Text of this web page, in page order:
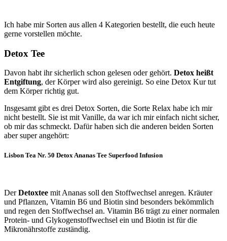
Ich habe mir Sorten aus allen 4 Kategorien bestellt, die euch heute
gerne vorstellen möchte.
Detox Tee
Davon habt ihr sicherlich schon gelesen oder gehört. Detox heißt
Entgiftung, der Körper wird also gereinigt. So eine Detox Kur tut
dem Körper richtig gut.
Insgesamt gibt es drei Detox Sorten, die Sorte Relax habe ich mir
nicht bestellt. Sie ist mit Vanille, da war ich mir einfach nicht sicher,
ob mir das schmeckt. Dafür haben sich die anderen beiden Sorten
aber super angehört:
Lisbon Tea Nr. 50 Detox Ananas Tee Superfood Infusion
DerDetoxtee mit Ananas soll den Stoffwechsel anregen. Kräuter
und Pflanzen, Vitamin B6 und Biotin sind besonders bekömmlich
und regen den Stoffwechsel an. Vitamin B6 trägt zu einer normalen
Protein- und Glykogenstoffwechsel ein und Biotin ist für die
Mikronährstoffe zuständig.